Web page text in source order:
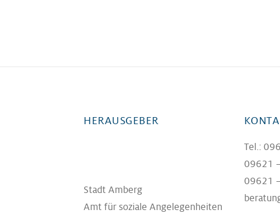
HERAUSGEBER
Stadt Amberg
Amt für soziale Angelegenheiten
Tel.:
09621
09621